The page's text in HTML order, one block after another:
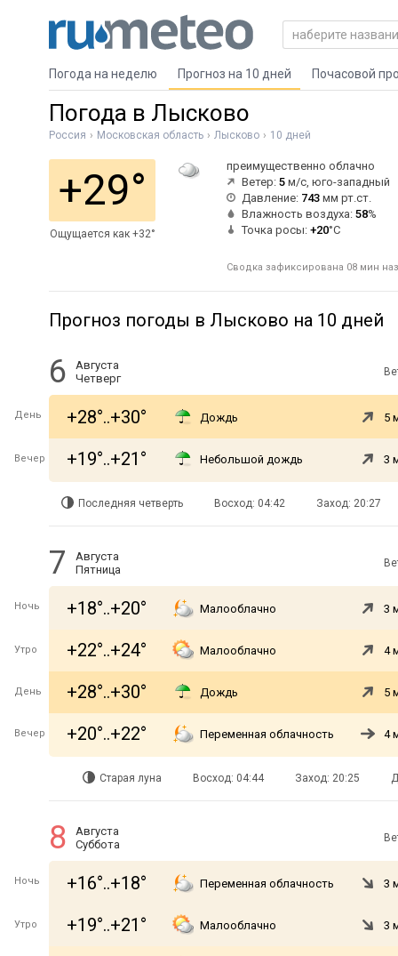
Погода на неделю Прогноз на 10 дней Почасовой
Погода в Лысково
Россия Московская область Лысково 10 дней
+29°
Ощущается как +32°
преимущественно облачно
Ветер: 5 м/с, юго-западный
Давление: 743 мм рт.ст.
Влажность воздуха: 58%
Точка росы: +20°C
Сводка зафиксирована 08 мин
Прогноз погоды в Лысково на 10 дней
6
Августа
Четверг
День +28°..+30° Дождь 5
Вечер +19°..+21° Небольшой дождь 3
Последняя четверть Восход: 04:42 Заход: 20:27
7
Августа
Пятница
Ночь +18°..+20° Малооблачно 3
Утро +22°..+24° Малооблачно 4
День +28°..+30° Дождь 5
Вечер +20°..+22° Переменная облачность 4
Старая луна Восход: 04:44 Заход: 20:25
8
Августа
Суббота
Ночь +16°..+18° Переменная облачность 3
Утро +19°..+21° Малооблачно 3